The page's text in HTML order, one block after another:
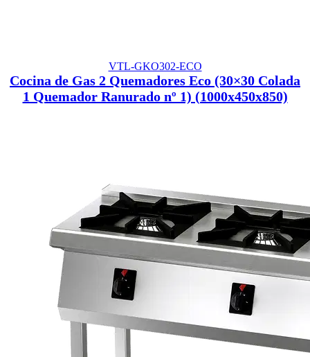
VTL-GKO302-ECO
Cocina de Gas 2 Quemadores Eco (30×30 Colada
1 Quemador Ranurado nº 1) (1000x450x850)